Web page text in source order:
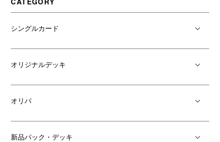
シングルカード
オリジナルデッキ
オリパ
新品パック・デッキ